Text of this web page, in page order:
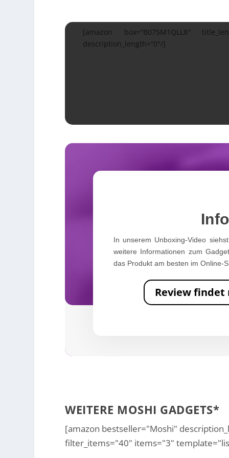
[amazon box=“B075M1QLL8″
description_length=“0″/]
In unserem Unboxing-Video
weitere Informationen zum
das Produkt am besten im Online-
Review
WEITERE MOSHI GADGETS*
[amazon bestseller="Moshi"
filter_items="40" items="3"